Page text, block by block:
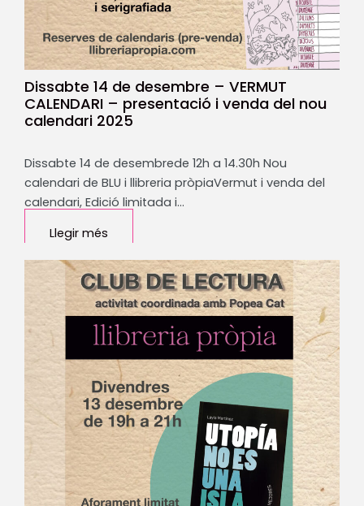
Dissabte 14 de desembre – VERMUT
CALENDARI – presentació i venda del nou
calendari 2025
Dissabte 14 de desembrede 12h a 14.30h Nou
calendari de BLU i llibreria pròpiaVermut i venda del
calendari, Edició limitada i…
Llegir més